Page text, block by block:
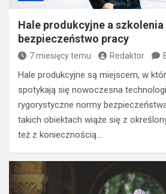
Hale produkcyjne a szkolenia
bezpieczeństwo pracy
7 miesięcy temu Redaktor
Hale produkcyjne są miejscem, w
spotykają się nowoczesna
rygorystyczne normy
takich obiektach wiąże się z
też z koniecznością…